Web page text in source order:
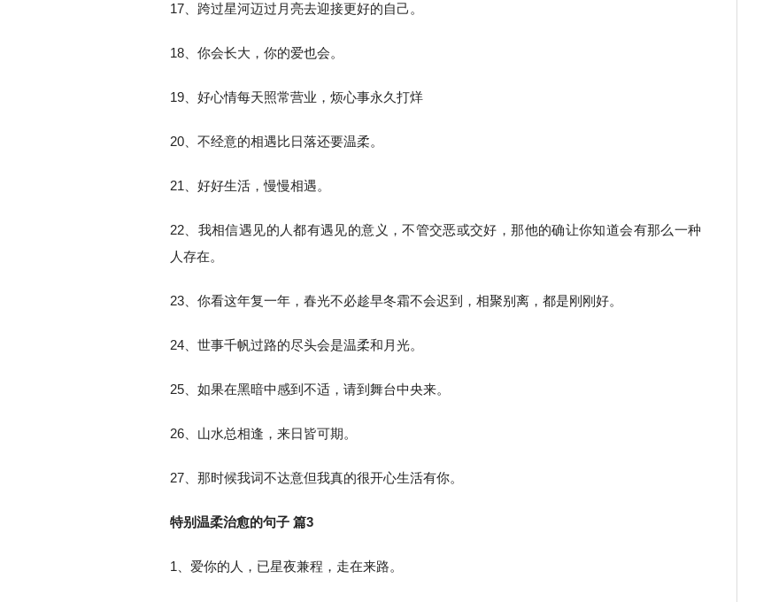
17、跨过星河迈过月亮去迎接更好的自己。
18、你会长大，你的爱也会。
19、好心情每天照常营业，烦心事永久打烊
20、不经意的相遇比日落还要温柔。
21、好好生活，慢慢相遇。
22、我相信遇见的人都有遇见的意义，不管交恶或交好，那他的确让你知道会有那么一种
人存在。
23、你看这年复一年，春光不必趁早冬霜不会迟到，相聚别离，都是刚刚好。
24、世事千帆过路的尽头会是温柔和月光。
25、如果在黑暗中感到不适，请到舞台中央来。
26、山水总相逢，来日皆可期。
27、那时候我词不达意但我真的很开心生活有你。
特别温柔治愈的句子 篇3
1、爱你的人，已星夜兼程，走在来路。